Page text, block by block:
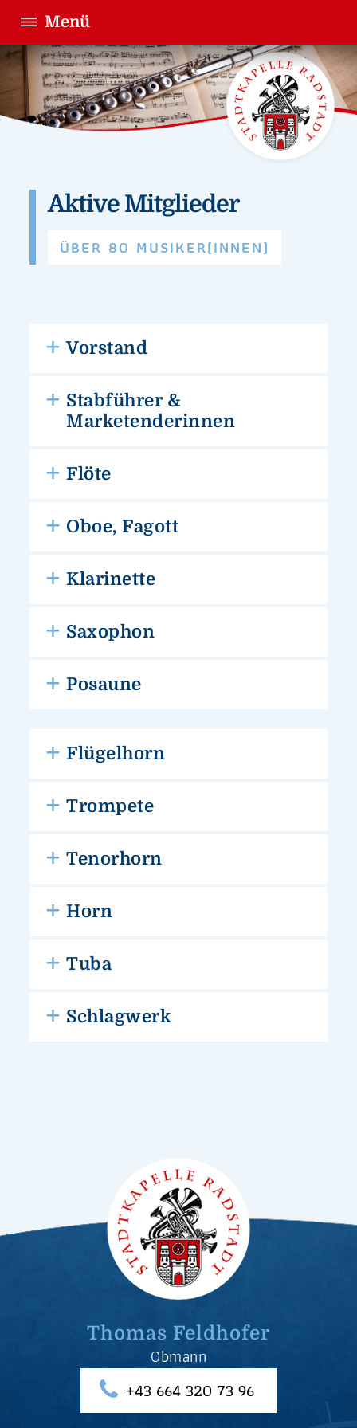
Menü
Aktive Mitglieder
ÜBER 80 MUSIKER(INNEN)
Vorstand
Stabführer &
Marketenderinnen
Flöte
Oboe, Fagott
Klarinette
Saxophon
Posaune
Flügelhorn
Trompete
Tenorhorn
Horn
Tuba
Schlagwerk
Thomas Feldhofer
Obmann
+43 664 320 73 96